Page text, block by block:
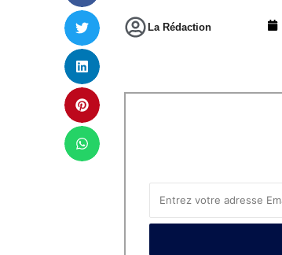
La Rédaction